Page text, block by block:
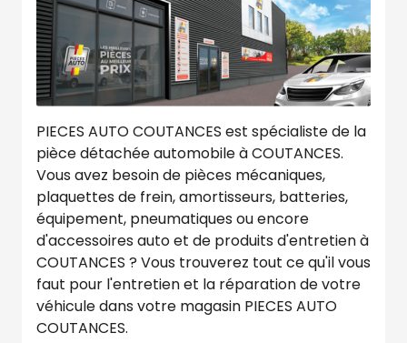
PIECES AUTO COUTANCES est spécialiste de la
pièce détachée automobile à COUTANCES.
Vous avez besoin de pièces mécaniques,
plaquettes de frein, amortisseurs, batteries,
équipement, pneumatiques ou encore
d'accessoires auto et de produits d'entretien à
COUTANCES ? Vous trouverez tout ce qu'il vous
faut pour l'entretien et la réparation de votre
véhicule dans votre magasin PIECES AUTO
COUTANCES.